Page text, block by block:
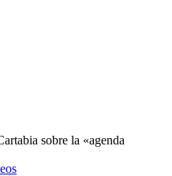
sobre la «agenda